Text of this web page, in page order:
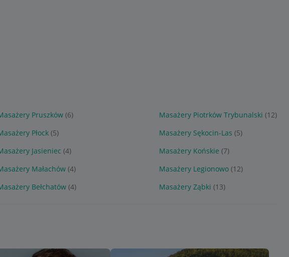
Pruszków (6) Masażery Piotrków Trybunalski (12)
Płock (5) Masażery Sękocin-Las (5)
Jasieniec (4) Masażery Końskie (7)
Małachów (4) Masażery Legionowo (12)
Bełchatów (4) Masażery Ząbki (13)